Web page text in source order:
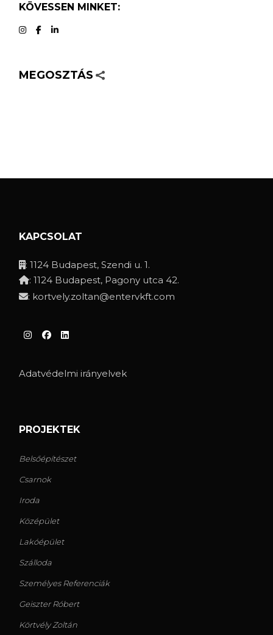
KÖVESSEN MINKET:
MEGOSZTÁS
KAPCSOLAT
: 1124 Budapest, Szendi u. 1.
: 1124 Budapest, Pagony utca 42.
: kortvely.zoltan@entervkft.com
Adatvédelmi irányelvek
PROJEKTEK
Belsőépítészet
Csarnok
Iroda
Középület
Lakóépület
Szálloda
Személyes Referenciák
Geiszter Róbert
Körtvély Zoltán